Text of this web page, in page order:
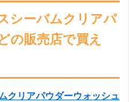
シーバムクリアパ
の販売店で買え
クリアパウダーウォッシュ